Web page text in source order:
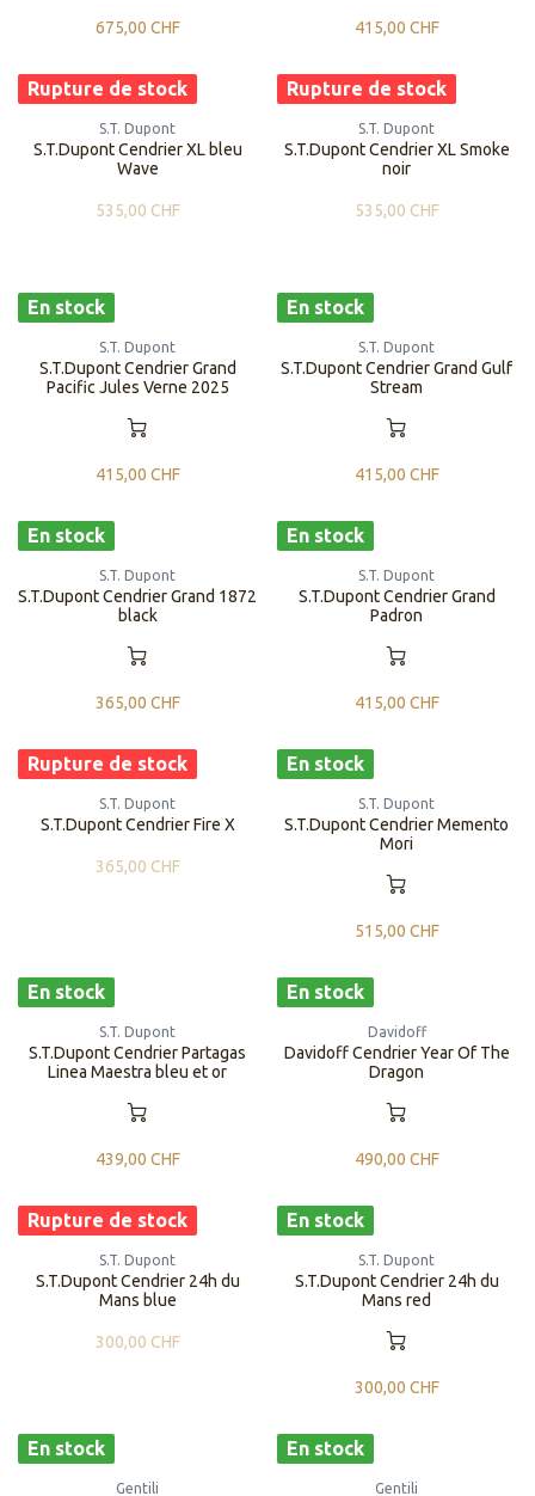
675,00 CHF 415,00 CHF
Rupture de stock
S.T. Dupont
S.T.Dupont Cendrier XL bleu
Wave
535,00 CHF
Rupture de stock
S.T. Dupont
S.T.Dupont Cendrier XL Smoke
noir
535,00 CHF
En stock
S.T. Dupont
S.T.Dupont Cendrier Grand
Pacific Jules Verne 2025
415,00 CHF
En stock
S.T. Dupont
S.T.Dupont Cendrier Grand Gulf
Stream
415,00 CHF
En stock
S.T. Dupont
S.T.Dupont Cendrier Grand 1872
black
365,00 CHF
En stock
S.T. Dupont
S.T.Dupont Cendrier Grand
Padron
415,00 CHF
Rupture de stock
S.T. Dupont
S.T.Dupont Cendrier Fire X
365,00 CHF
En stock
S.T. Dupont
S.T.Dupont Cendrier Memento
Mori
515,00 CHF
En stock
S.T. Dupont
S.T.Dupont Cendrier Partagas
Linea Maestra bleu et or
439,00 CHF
En stock
Davidoff
Davidoff Cendrier Year Of The
Dragon
490,00 CHF
Rupture de stock
S.T. Dupont
S.T.Dupont Cendrier 24h du
Mans blue
300,00 CHF
En stock
S.T. Dupont
S.T.Dupont Cendrier 24h du
Mans red
300,00 CHF
En stock
Gentili
En stock
Gentili